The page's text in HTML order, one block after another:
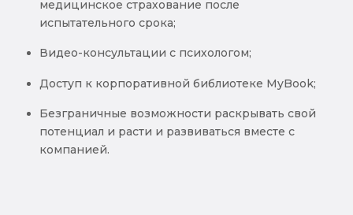
медицинское страхование после
испытательного срока;
Видео-консультации с психологом;
Доступ к корпоративной библиотеке MyBook;
Безграничные возможности раскрывать свой
потенциал и расти и развиваться вместе с
компанией.